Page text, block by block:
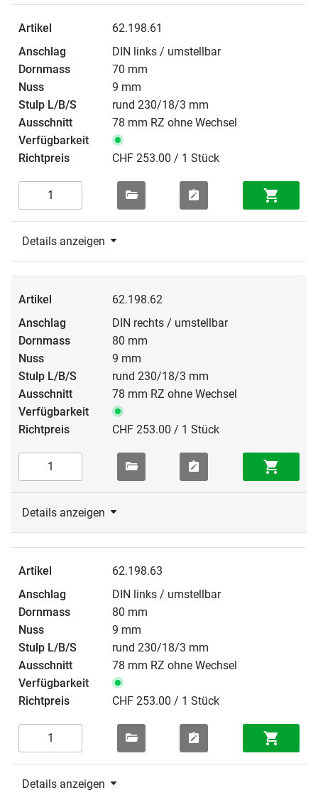
62.198.61
DIN links / umstellbar
70 mm
9 mm
rund 230/18/3 mm
78 mm RZ ohne Wechsel
CHF 253.00 / 1 Stück
Details anzeigen
62.198.62
DIN rechts / umstellbar
80 mm
9 mm
rund 230/18/3 mm
78 mm RZ ohne Wechsel
CHF 253.00 / 1 Stück
Details anzeigen
62.198.63
DIN links / umstellbar
80 mm
9 mm
rund 230/18/3 mm
78 mm RZ ohne Wechsel
CHF 253.00 / 1 Stück
Details anzeigen